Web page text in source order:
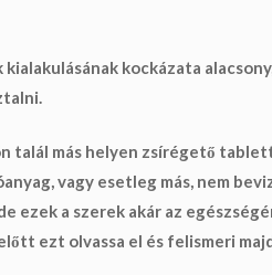
kockázata
.
talál más helyen zsírégető
vagy esetleg más, nem
ezek a szerek akár az
ezt olvassa el és felismeri